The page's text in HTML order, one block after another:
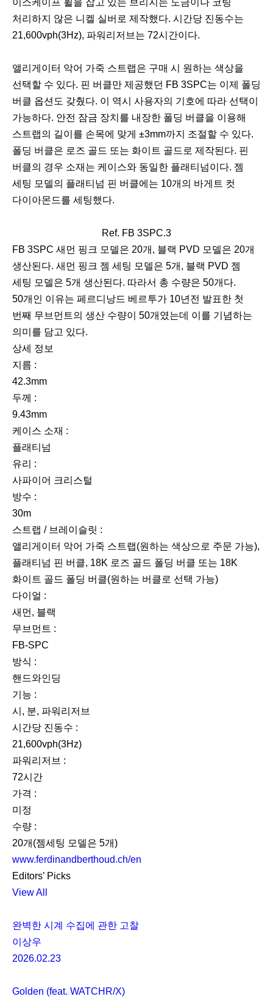
이스케이프 휠을 잡고 있는 브리지는 도금이나 코팅
처리하지 않은 니켈 실버로 제작했다. 시간당 진동수는
21,600vph(3Hz), 파워리저브는 72시간이다.
앨리게이터 악어 가죽 스트랩은 구매 시 원하는 색상을
선택할 수 있다. 핀 버클만 제공했던 FB 3SPC는 이제 폴딩
버클 옵션도 갖췄다. 이 역시 사용자의 기호에 따라 선택이
가능하다. 안전 잠금 장치를 내장한 폴딩 버클을 이용해
스트랩의 길이를 손목에 맞게 ±3mm까지 조절할 수 있다.
폴딩 버클은 로즈 골드 또는 화이트 골드로 제작된다. 핀
버클의 경우 소재는 케이스와 동일한 플래티넘이다. 젬
세팅 모델의 플래티넘 핀 버클에는 10개의 바게트 컷
다이아몬드를 세팅했다.
Ref. FB 3SPC.3
이
전
다
음
FB 3SPC 새먼 핑크 모델은 20개, 블랙 PVD 모델은 20개
생산된다. 새먼 핑크 젬 세팅 모델은 5개, 블랙 PVD 젬
세팅 모델은 5개 생산된다. 따라서 총 수량은 50개다.
50개인 이유는 페르디낭드 베르투가 10년전 발표한 첫
번째 무브먼트의 생산 수량이 50개였는데 이를 기념하는
의미를 담고 있다.
상세 정보
지름 :
42.3mm
두께 :
9.43mm
케이스 소재 :
플래티넘
유리 :
사파이어 크리스털
방수 :
30m
스트랩 / 브레이슬릿 :
앨리게이터 악어 가죽 스트랩(원하는 색상으로 주문 가능),
플래티넘 핀 버클, 18K 로즈 골드 폴딩 버클 또는 18K
화이트 골드 폴딩 버클(원하는 버클로 선택 가능)
다이얼 :
새먼, 블랙
무브먼트 :
FB-SPC
방식 :
핸드와인딩
기능 :
시, 분, 파워리저브
시간당 진동수 :
21,600vph(3Hz)
파워리저브 :
72시간
가격 :
미정
수량 :
20개(젬세팅 모델은 5개)
www.ferdinandberthoud.ch/en
Editors’ Picks
View All
완벽한 시계 수집에 관한 고찰
이상우
2026.02.23
Golden (feat. WATCHR/X)